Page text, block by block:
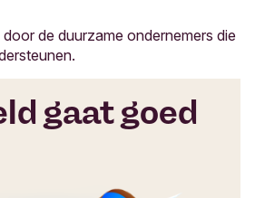
de duurzame ondernemers die
gaat goed